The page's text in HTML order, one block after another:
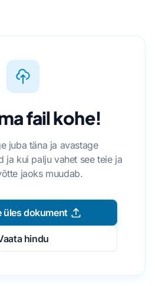
fail kohe!
juba täna ja avastage
ja kui palju vahet see teie ja
jaoks muudab.
üles dokument
hindu